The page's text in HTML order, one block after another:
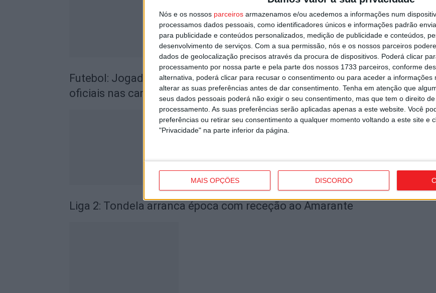
Nós e os nossos parceiros armazenamos e/ou acedemos a informações num
processamos dados pessoais, como identificadores únicos e informações padrão
para publicidade e conteúdos personalizados, medição de publicidade e conteúdos,
desenvolvimento de serviços. Com a sua permissão, nós e os nossos parceiros
dados de geolocalização precisos através da procura de dispositivos. Poderá clicar
processamento por nossa parte e pela parte dos nossos 1733 parceiros, conforme
alternativa, poderá clicar para recusar o consentimento ou para aceder a informações
alterar as suas preferências antes de dar consentimento. Tenha em atenção que
seus dados pessoais poderá não exigir o seu consentimento, mas que tem o direito
processamento. As suas preferências serão aplicadas apenas a este website. Você
preferências ou retirar seu consentimento a qualquer momento voltando a este site e
"Privacidade" na parte inferior da página.
MAIS OPÇÕES DISCORDO
Futebol: Jogadores do Académico e Tondela vão exibir distinções
oficiais nas camisolas
Liga 2: Tondela arranca época com receção ao Amarante